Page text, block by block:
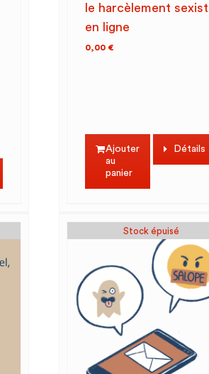
le harcèlement
en ligne
0,00 €
Ajouter
au
panier
Détails
Stock épuisé